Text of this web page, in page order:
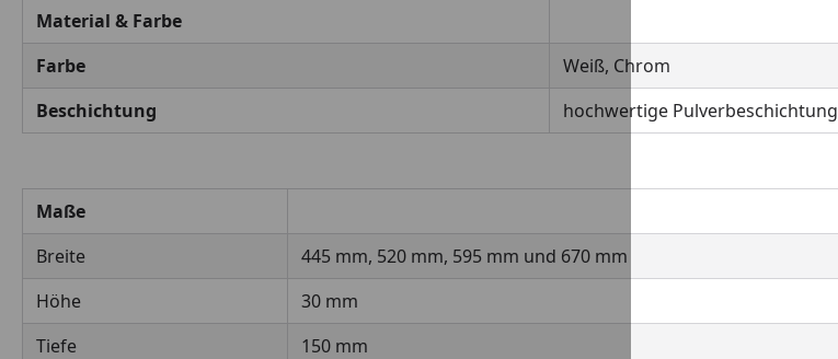
Material & Farbe
Farbe
Weiß, Chrom
Beschichtung
hochwertige Pulverbeschichtung
Maße
Breite
445 mm, 520 mm, 595 mm und 670 mm
Höhe
30 mm
Tiefe
150 mm